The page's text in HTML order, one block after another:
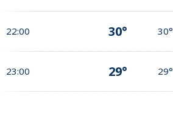
22:00 30° 30°
23:00 29° 29°